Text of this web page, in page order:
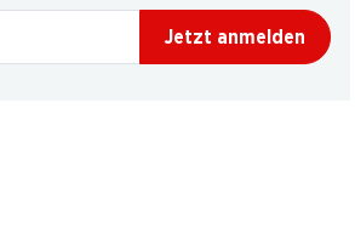
Jetzt anmelden